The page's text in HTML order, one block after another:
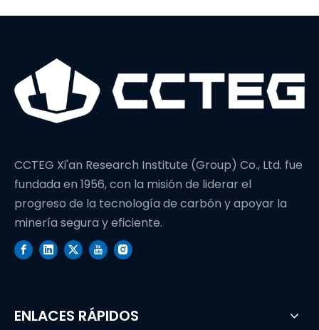
CCTEG Xi'an Research Institute (Group) Co., Ltd. fue
fundada en 1956, con la misión de liderar el
progreso de la tecnología de carbón y apoyar la
minería segura y eficiente.
ENLACES RÁPIDOS